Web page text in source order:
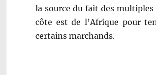
la source du fait des
côte est de l’Afrique pour
certains marchands.